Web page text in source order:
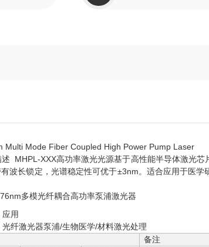
Multi Mode Fiber Coupled High Power Pump Laser
述 MHPL-XXX高功率激光光源基于高性能半导体激光
波长锁定，光谱稳定性可优于±3nm。适合应用于医
应用
光纤激光器泵浦/生物医学/材料激光处理
备注